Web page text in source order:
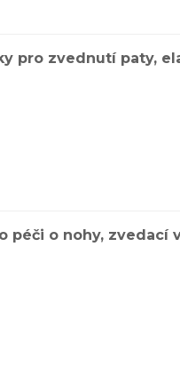
pro zvednutí paty,
péči o nohy, zvedací